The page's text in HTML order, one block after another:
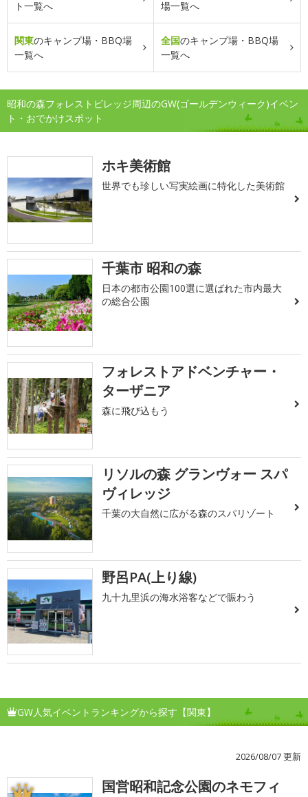
ト一覧へ 場一覧へ
関東のキャンプ場・BBQ場
一覧へ
全国のキャンプ場・BBQ場
一覧へ
昭和の森フォレストビレッジ周辺のGW(ゴールデンウィーク)イベン
ト・おでかけスポット
ホキ美術館
世界でも珍しい写実絵画に特化した美術館
千葉市 昭和の森
日本の都市公園100選に選ばれた市内最大
の総合公園
フォレストアドベンチャー・
ターザニア
森に飛び込もう
リソルの森 グランヴォー スパ
ヴィレッジ
千葉の大自然に広がる森のスパリゾート
野呂PA(上り線)
九十九里浜の海水浴客などで賑わう
GW人気イベントランキングから探す【関東】
2026/08/07 更新
国営昭和記念公園のネモフィ